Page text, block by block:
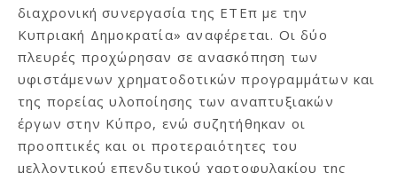
διαχρονική συνεργασία της ΕΤΕπ με την
Κυπριακή Δημοκρατία» αναφέρεται. Οι δύο
πλευρές προχώρησαν σε ανασκόπηση των
υφιστάμενων χρηματοδοτικών προγραμμάτων και
της πορείας υλοποίησης των αναπτυξιακών
έργων στην Κύπρο, ενώ συζητήθηκαν οι
προοπτικές και οι προτεραιότητες του
μελλοντικού επενδυτικού χαρτοφυλακίου της